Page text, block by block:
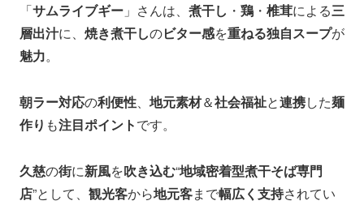
「サムライブギー 」さんは、 煮干し ・ 鶏 ・ 椎茸による三
層出汁に、 焼き煮干しのビター感を重ねる独自スープが
魅力。
朝ラー対応の利便性、 地元素材＆社会福祉と連携した麺
作り も注目ポイントです。
久慈の街に新風を吹き込む“地域密着型煮干そば専門
店”として、 観光客から地元客まで幅広く支持されてい